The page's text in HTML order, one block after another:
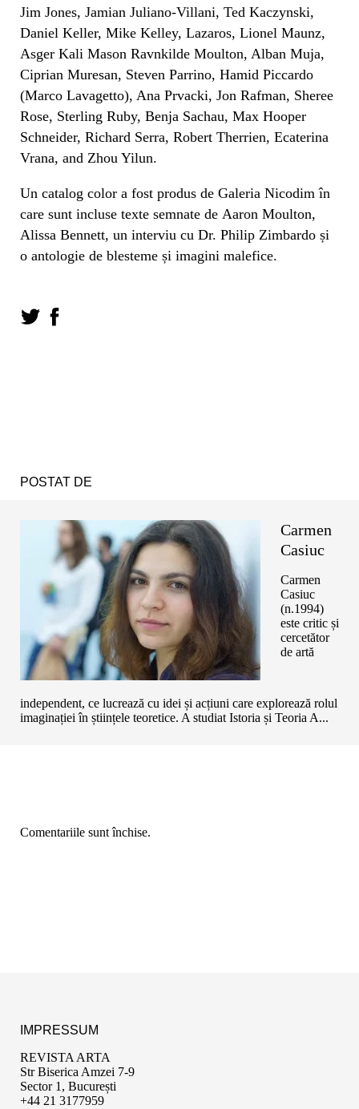
Jim Jones, Jamian Juliano-Villani, Ted Kaczynski,
Daniel Keller, Mike Kelley, Lazaros, Lionel Maunz,
Asger Kali Mason Ravnkilde Moulton, Alban Muja,
Ciprian Muresan, Steven Parrino, Hamid Piccardo
(Marco Lavagetto), Ana Prvacki, Jon Rafman, Sheree
Rose, Sterling Ruby, Benja Sachau, Max Hooper
Schneider, Richard Serra, Robert Therrien, Ecaterina
Vrana, and Zhou Yilun.
Un catalog color a fost produs de Galeria Nicodim în
care sunt incluse texte semnate de Aaron Moulton,
Alissa Bennett, un interviu cu Dr. Philip Zimbardo și
o antologie de blesteme și imagini malefice.
POSTAT DE
Carmen
Casiuc
Carmen
Casiuc
(n.1994)
este critic și
cercetător
de artă
independent, ce lucrează cu idei și acțiuni care explorează rolul
imaginației în științele teoretice. A studiat Istoria și Teoria A...
Comentariile sunt închise.
IMPRESSUM
REVISTA ARTA
Str Biserica Amzei 7-9
Sector 1, București
+44 21 3177959